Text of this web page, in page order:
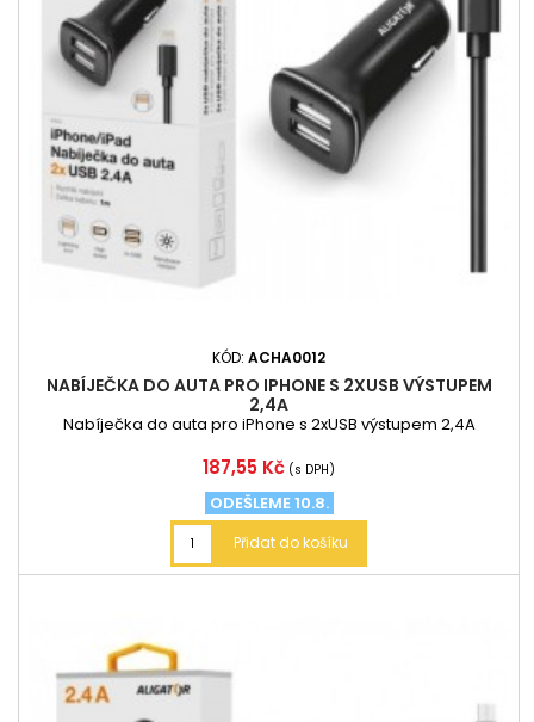
KÓD: ACHA0012
NABÍJEČKA DO AUTA PRO IPHONE S 2XUSB VÝSTUPEM
2,4A
Nabíječka do auta pro iPhone s 2xUSB výstupem 2,4A
Cena
187,55 Kč (s DPH)
ODEŠLEME 10.8.
Přidat do košíku